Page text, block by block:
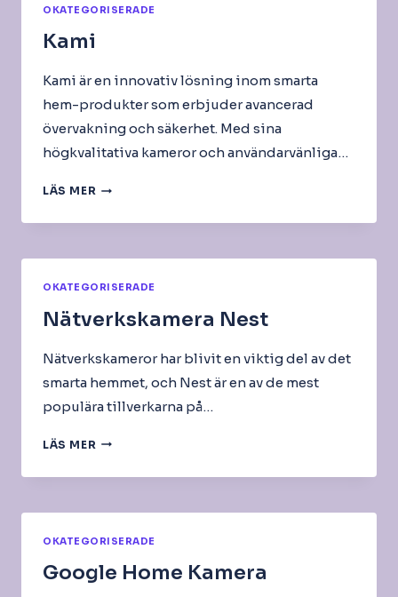
OKATEGORISERADE
Kami
Kami är en innovativ lösning inom smarta
hem-produkter som erbjuder avancerad
övervakning och säkerhet. Med sina
högkvalitativa kameror och användarvänliga…
LÄS MER KAMI
OKATEGORISERADE
Nätverkskamera Nest
Nätverkskameror har blivit en viktig del av det
smarta hemmet, och Nest är en av de mest
populära tillverkarna på…
LÄS MER NÄTVERKSKAMERA
OKATEGORISERADE
Google Home Kamera